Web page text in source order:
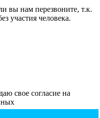
вы нам перезвоните, т.к.
участия человека.
свое согласие на